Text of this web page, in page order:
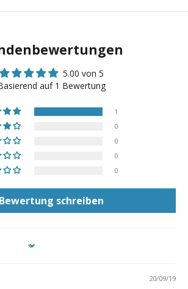
5.00 von 5
auf 1 Bewertung
1
0
0
0
0
Bewertung schreiben
20/09/19